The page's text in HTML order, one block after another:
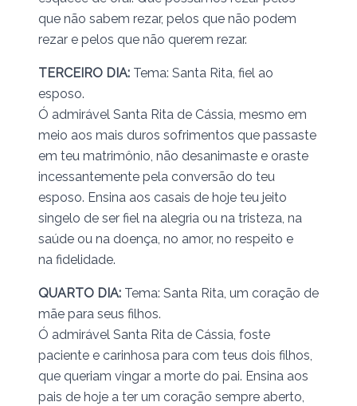
que não sabem rezar, pelos que não podem
rezar e pelos que não querem rezar.
TERCEIRO DIA: Tema: Santa Rita, fiel ao
esposo.
Ó admirável Santa Rita de Cássia, mesmo em
meio aos mais duros sofrimentos que passaste
em teu matrimônio, não desanimaste e oraste
incessantemente pela conversão do teu
esposo. Ensina aos casais de hoje teu jeito
singelo de ser fiel na alegria ou na tristeza, na
saúde ou na doença, no amor, no respeito e
na fidelidade.
QUARTO DIA: Tema: Santa Rita, um coração de
mãe para seus filhos.
Ó admirável Santa Rita de Cássia, foste
paciente e carinhosa para com teus dois filhos,
que queriam vingar a morte do pai. Ensina aos
pais de hoje a ter um coração sempre aberto,